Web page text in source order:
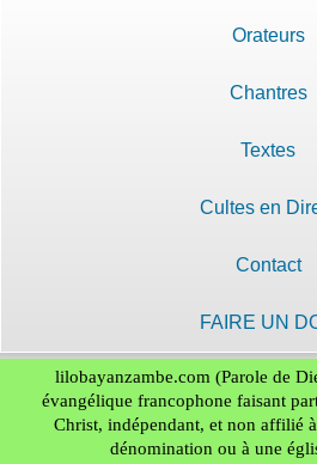
Orateurs
Chantres
Textes
Cultes en
Contact
FAIRE UN
lilobayanzambe.com (Parole de
évangélique francophone faisant
Christ, indépendant, et non affilié
dénomination ou à une